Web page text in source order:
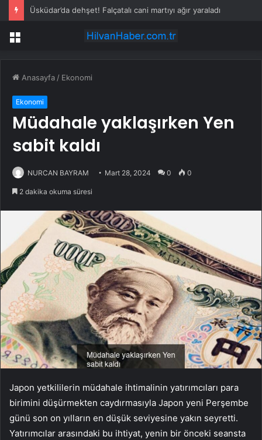
Üsküdar’da dehşet! Falçatalı cani martıyı ağır yaraladı
Menü
Anasayfa / Ekonomi
Ekonomi
Müdahale yaklaşırken Yen
sabit kaldı
NURCAN BAYRAM Mart 28, 2024 0 0
2 dakika okuma süresi
Japon yetkililerin müdahale ihtimalinin yatırımcıları para
birimini düşürmekten caydırmasıyla Japon yeni Perşembe
günü son on yılların en düşük seviyesine yakın seyretti.
Yatırımcılar arasındaki bu ihtiyat, yenin bir önceki seansta